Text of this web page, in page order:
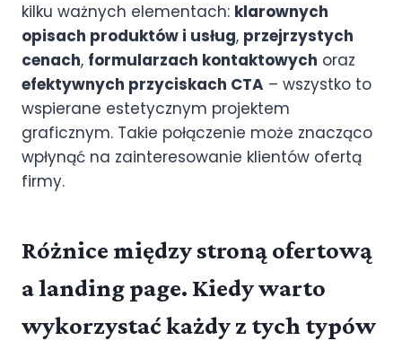
kilku ważnych elementach: klarownych
opisach produktów i usług, przejrzystych
cenach, formularzach kontaktowych oraz
efektywnych przyciskach CTA – wszystko to
wspierane estetycznym projektem
graficznym. Takie połączenie może znacząco
wpłynąć na zainteresowanie klientów ofertą
firmy.
Różnice między stroną ofertową
a landing page. Kiedy warto
wykorzystać każdy z tych typów